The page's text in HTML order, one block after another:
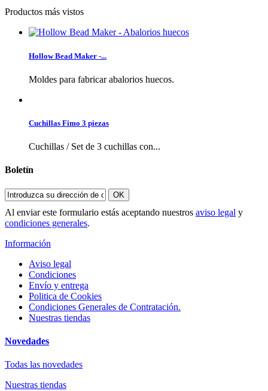
Productos más vistos
Hollow Bead Maker -...
Moldes para fabricar abalorios huecos.
Cuchillas Fimo 3 piezas
Cuchillas / Set de 3 cuchillas con...
Boletín
OK
Al enviar este formulario estás aceptando nuestros aviso legal y
condiciones generales.
Información
Aviso legal
Condiciones
Envío y entrega
Politica de Cookies
Condiciones Generales de Contratación.
Nuestras tiendas
Novedades
Todas las novedades
Nuestras tiendas